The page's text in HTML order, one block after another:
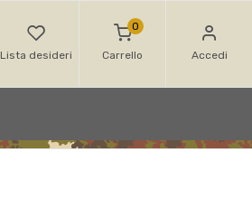
Lista desideri
0
Carrello Accedi